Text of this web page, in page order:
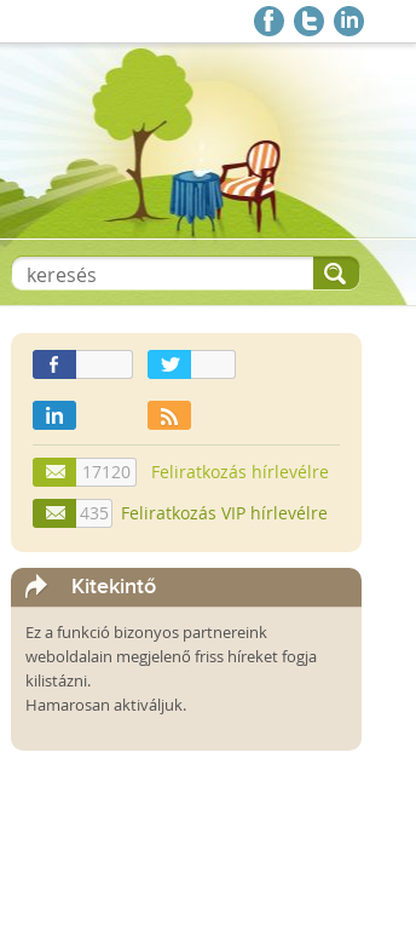
17120
Feliratkozás hírlevélre
435
Feliratkozás VIP hírlevélre
Kitekintő
Ez a funkció bizonyos partnereink
weboldalain megjelenő friss híreket fogja
kilistázni.
Hamarosan aktiváljuk.